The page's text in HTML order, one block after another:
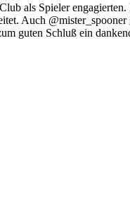
als Spieler
Auch
guten Schluß ein